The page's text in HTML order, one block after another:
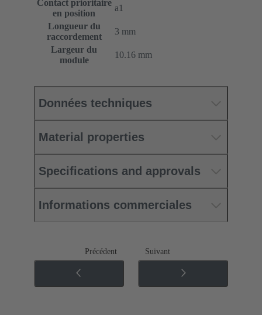
Contact prioritaire
en position
a1
Longueur du
raccordement
3 mm
Largeur du
module
10.16 mm
Données techniques
Material properties
Specifications and approvals
Informations commerciales
Précédent Suivant